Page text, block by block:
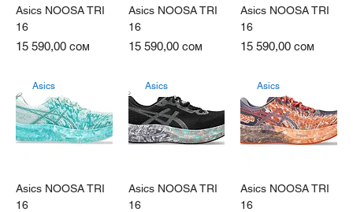
Asics NOOSA TRI
16
Цена
15 590,00 сом
Asics NOOSA TRI
16
Цена
15 590,00 сом
Asics NOOSA TRI
16
Цена
15 590,00 сом
Asics
Asics NOOSA TRI
16
Asics
Asics NOOSA TRI
16
Asics
Asics NOOSA TRI
16